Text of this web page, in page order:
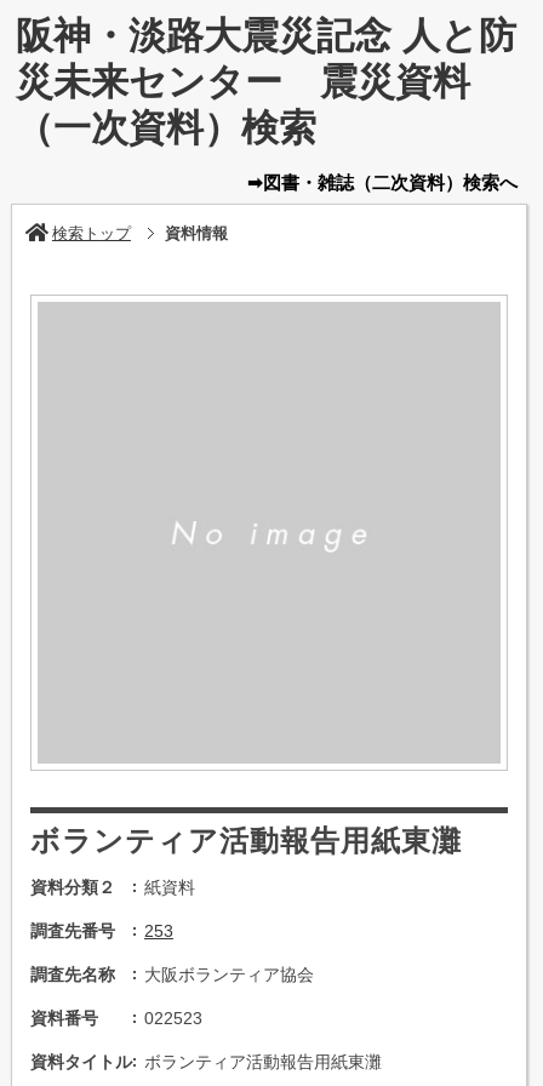
阪神・淡路大震災記念 人と防
災未来センター 震災資料
（一次資料）検索
➡図書・雑誌（二次資料） 検索へ
検索トップ 資料情報
ボランティア活動報告用紙東灘
資料分類２ 紙資料
調査先番号 253
調査先名称 大阪ボランティア協会
資料番号 022523
資料タイトル ボランティア活動報告用紙東灘